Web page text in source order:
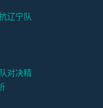
辽宁队
对决精